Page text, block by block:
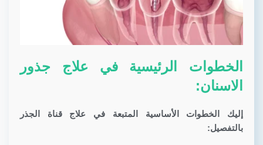
الخطوات الرئيسية في علاج جذور
الاسنان:
إليك الخطوات الأساسية المتبعة في علاج قناة الجذر
بالتفصيل: